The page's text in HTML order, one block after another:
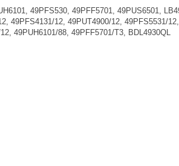
49PFS530, 49PFF5701, 49PUS6501,
49PFS4131/12, 49PUT4900/12, 49PFS5531/
49PUH6101/88, 49PFF5701/T3, BDL4930QL